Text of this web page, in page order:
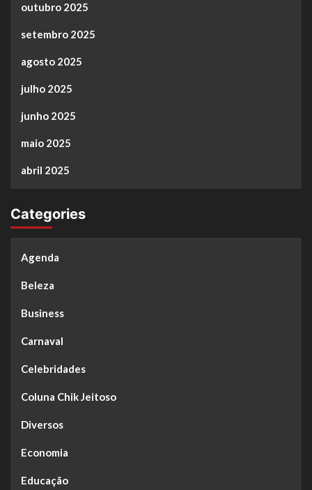
outubro 2025
setembro 2025
agosto 2025
julho 2025
junho 2025
maio 2025
abril 2025
Categories
Agenda
Beleza
Business
Carnaval
Celebridades
Coluna Chik Jeitoso
Diversos
Economia
Educação